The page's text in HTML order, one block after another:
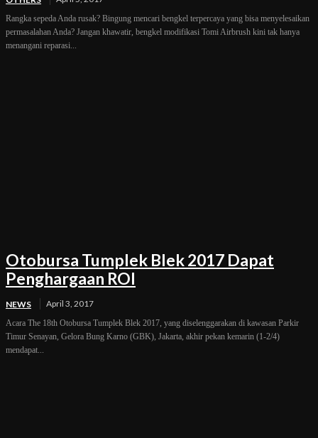
Rangka sepeda Anda rusak? Bingung mencari bengkel terpercaya yang bisa menyelesaikan
permasalahan Anda? Jangan khawatir, bengkel modifikasi Tomi Airbrush kini tak hanya
menangani reparasi...
Otobursa Tumplek Blek 2017 Dapat
Penghargaan ROI
NEWS April 3, 2017
Acara The 18th Otobursa Tumplek Blek 2017, yang diselenggarakan di kawasan Parkir
Timur Senayan, Gelora Bung Karno (GBK), Jakarta, akhir pekan kemarin (1-2/4)
mendapat...